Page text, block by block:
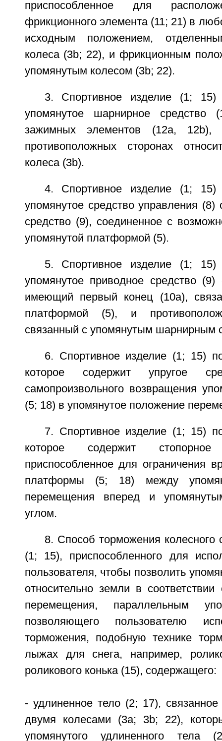
приспособленное для
фрикционного элемента (11; 21) в
исходным положением,
колеса (3b; 22), и фрикционным
упомянутым колесом (3b; 22).
3. Спортивное изделие (1;
упомянутое шарнирное средство
зажимных элементов (12а, 12b),
противоположных сторонах
колеса (3b).
4. Спортивное изделие (1;
упомянутое средство управления (8)
средство (9), соединенное с
упомянутой платформой (5).
5. Спортивное изделие (1;
упомянутое приводное средство
имеющий первый конец (10а),
платформой (5), и
связанный с упомянутым шарнирным
6. Спортивное изделие (1; 15)
которое содержит упругое
самопроизвольного возвращения
(5; 18) в упомянутое положение
7. Спортивное изделие (1; 15)
которое содержит
приспособленное для ограничения
платформы (5; 18) между
перемещения вперед и
углом.
8. Способ торможения колесного
(1; 15), приспособленного для
пользователя, чтобы позволить
относительно земли в
перемещения, параллельным
позволяющего пользователю
торможения, подобную технике
лыжах для снега, например,
роликового конька (15), содержащего:
- удлиненное тело (2; 17),
двумя колесами (3а; 3b; 22),
упомянутого удлиненного тела